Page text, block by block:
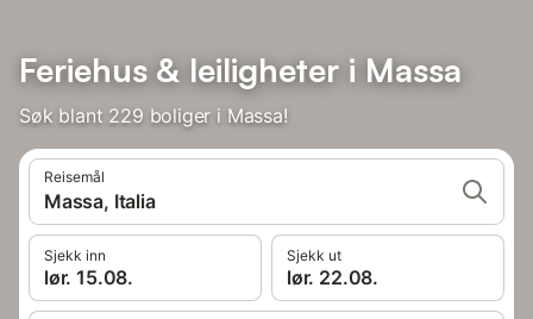
Feriehus & leiligheter i Massa
Søk blant 229 boliger i Massa!
Reisemål
Massa, Italia
Sjekk inn
lør. 15.08.
Sjekk ut
lør. 22.08.